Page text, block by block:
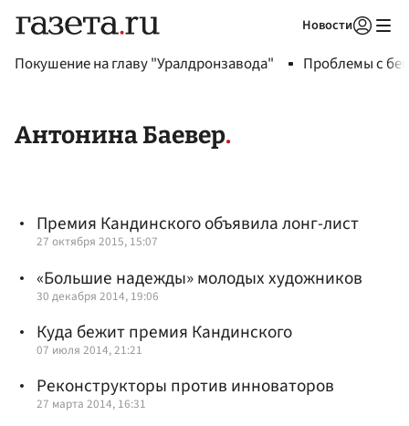
Новости
Покушение на главу "Уралдронзавода" Проблемы с
Антонина Баевер
Премия Кандинского объявила лонг-лист
27 октября 2015, 15:07
«Большие надежды» молодых художников
30 декабря 2014, 19:06
Куда бежит премия Кандинского
07 июля 2014, 21:21
Реконструкторы против инноваторов
27 марта 2014, 16:31